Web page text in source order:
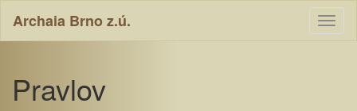
Archaia Brno z.ú.
Pravlov